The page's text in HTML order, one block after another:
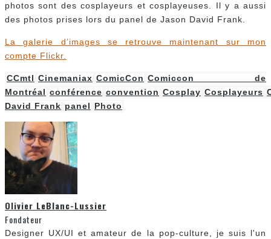
photos sont des cosplayeurs et cosplayeuses. Il y a aussi
des photos prises lors du panel de Jason David Frank.
La galerie d’images se retrouve maintenant sur mon
compte Flickr.
CCmtl Cinemaniax ComicCon Comiccon de
Montréal conférence convention Cosplay Cosplayeurs
David Frank panel Photo
Olivier LeBlanc-Lussier
Fondateur
Designer UX/UI et amateur de la pop-culture, je suis l'un